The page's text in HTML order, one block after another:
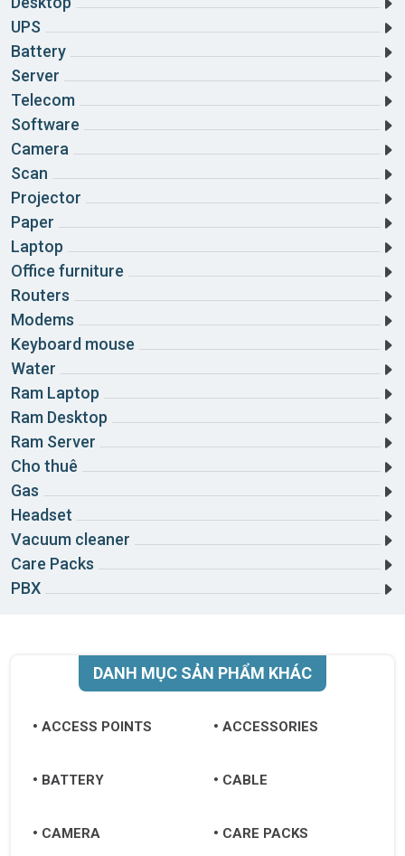
Đắk Lắk
Đắk Nông
Điện Biên
Đồng Nai
Gia Lai
Hà Giang
Hà Nam
Hà Tĩnh
Hải Dương
Hải Phòng
Hậu Giang
Hưng Yên
Khánh Hòa
Kiên Giang
Lào Cai
UPS
Battery
Server
Telecom
Software
Camera
Scan
Projector
Paper
Laptop
Office furniture
Routers
Modems
Keyboard mouse
Water
Ram Laptop
Ram Desktop
Ram Server
Cho thuê
Gas
Headset
Vacuum cleaner
Care Packs
PBX
DANH MỤC SẢN PHẨM KHÁC
ACCESS POINTS ACCESSORIES
BATTERY CABLE
CAMERA CARE PACKS